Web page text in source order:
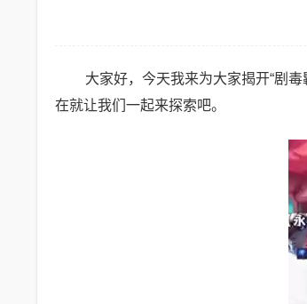
大家好，今天我来为大家揭开“剧
在就让我们一起来探索吧。